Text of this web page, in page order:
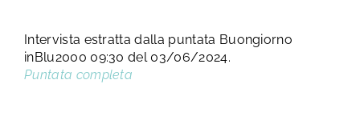
Intervista estratta dalla puntata Buongiorno
inBlu2000 09:30 del 03/06/2024.
Puntata completa